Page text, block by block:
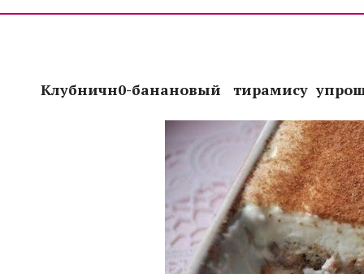
Клубничн0-банановый тирамису